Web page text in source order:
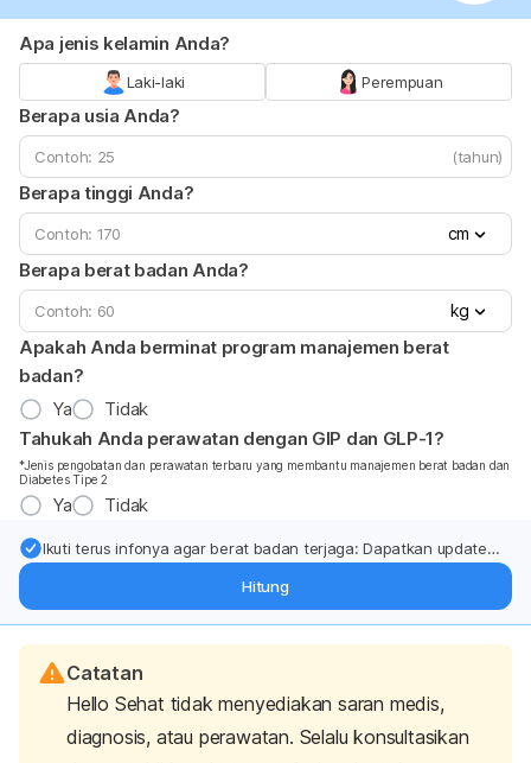
Apa jenis kelamin Anda?
Laki-laki Perempuan
Berapa usia Anda?
(tahun)
Berapa tinggi Anda?
cm
Berapa berat badan Anda?
kg
Apakah Anda berminat program manajemen berat
badan?
Ya
Tidak
Tahukah Anda perawatan dengan GIP dan GLP-1?
*Jenis pengobatan dan perawatan terbaru yang membantu manajemen berat badan dan
Diabetes Tipe 2
Ya Tidak
Ikuti terus infonya agar berat badan terjaga: Dapatkan update
Hitung
Catatan
Hello Sehat tidak menyediakan saran medis,
diagnosis, atau perawatan. Selalu konsultasikan